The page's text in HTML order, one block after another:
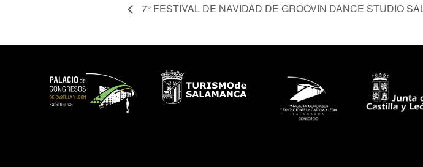
7° FESTIVAL DE NAVIDAD DE GROOVIN DANCE STUDIO